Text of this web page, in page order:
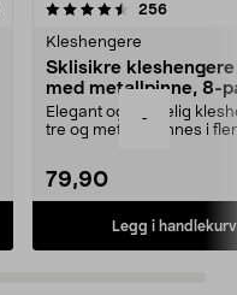
-
256
Kleshengere
Sklisikre
med metallpinne, 8-
Elegant og skikkelig
tre og metall – finnes i
79,90
Legg i handlekurv
4.5av 5 stjerner